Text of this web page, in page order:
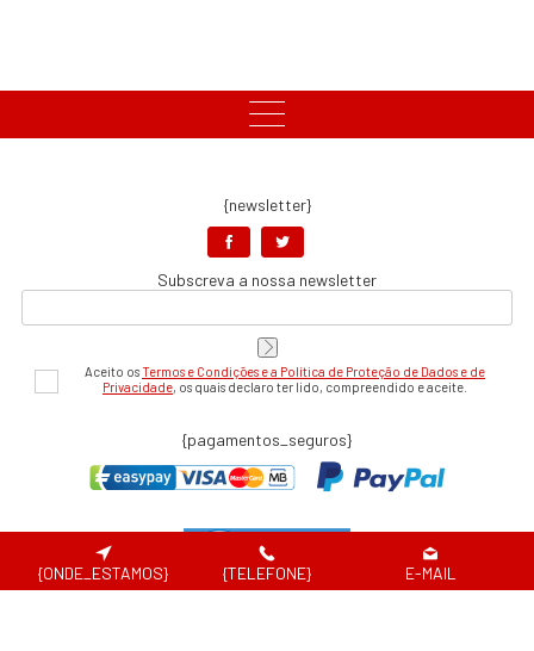
{newsletter}
Subscreva a nossa newsletter
Aceito osTermos e Condições e a Política de Proteção de Dados e de
Privacidade, os quais declaro ter lido, compreendido e aceite.
{pagamentos_seguros}
{ONDE_ESTAMOS} {TELEFONE} E-MAIL